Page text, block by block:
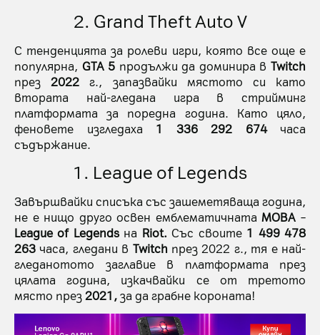
2. Grand Theft Auto V
С тенденцията за ролеви игри, която все още е
популярна, GTA 5 продължи да доминира вTwitch
през2022 г., запазвайки мястото си като
втората най-гледана игра в стрийминг
платформата за поредна година. Като цяло,
феновете изгледаха 1 336 292 674часа
съдържание.
1. League of Legends
Завършвайки списъка със зашеметяваща година,
не е нищо друго освен емблематичнатаMOBA –
League of Legendsна Riot. Със своите 1 499 478
263 часа, гледани в Twitch през 2022 г., тя е най-
гледанотото заглавие в платформата през
цялата година, изкачвайки се от третото
място през2021,за да грабне короната!